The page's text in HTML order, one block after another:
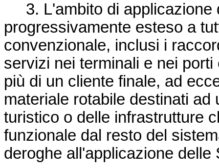
3. L'ambito di
progressivamente esteso a
convenzionale, inclusi i
servizi nei terminali e nei
più di un cliente finale, ad
materiale rotabile destinati
turistico o delle infrastrutture
funzionale dal resto del
deroghe all'applicazione